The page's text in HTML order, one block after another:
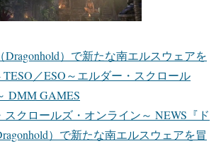
Dragonhold）で新たな南エルスウェアを
／ESO～エルダー・スクロール
DMM GAMES
スクロールズ・オンライン～ NEWS『ド
）で新たな南エルスウェアを冒